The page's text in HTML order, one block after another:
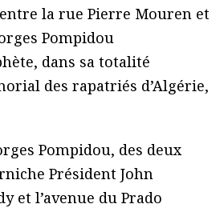
la rue Pierre Mouren et
Pompidou
dans sa totalité
des rapatriés d’Algérie,
Pompidou, des deux
Président John
et l’avenue du Prado